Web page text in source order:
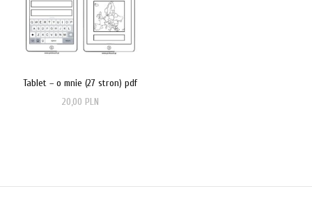
Tablet – o mnie (27 stron) pdf
20,00 PLN